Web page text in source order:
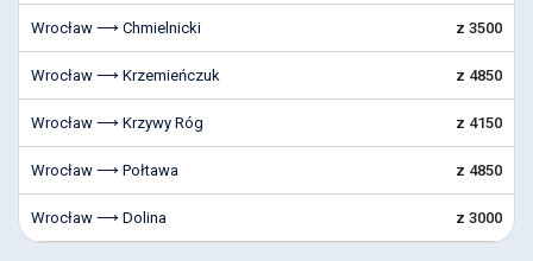
Wrocław ⟶ Chmielnicki z 3500
Wrocław ⟶ Krzemieńczuk z 4850
Wrocław ⟶ Krzywy Róg z 4150
Wrocław ⟶ Połtawa z 4850
Wrocław ⟶ Dolina z 3000